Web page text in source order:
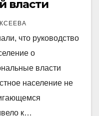
власти
что руководство
о
власти
население не
к…